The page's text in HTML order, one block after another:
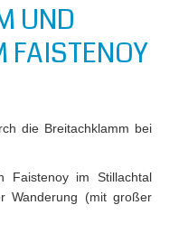
UND
FAISTENOY
die Breitachklamm bei
Faistenoy im Stillachtal
Wanderung (mit großer